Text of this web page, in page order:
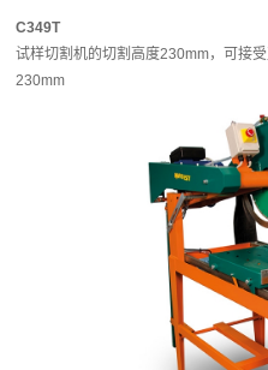
C349T
试样切割机的切割高度230mm，可接
230mm